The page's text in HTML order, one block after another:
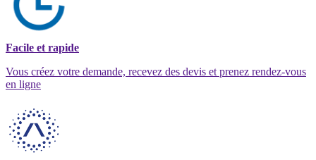
Facile et rapide
Vous créez votre demande, recevez des devis et prenez rendez-vous
en ligne